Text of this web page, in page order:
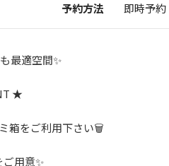
予約方法 即時予約
最適空間✨
★
箱をご利用下さい🗑
用意✨